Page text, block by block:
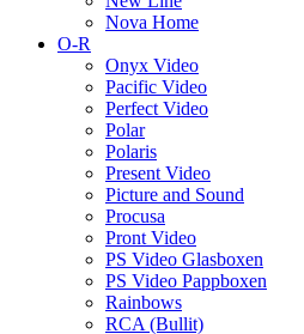
Nova Home
O-R
Onyx Video
Pacific Video
Perfect Video
Polar
Polaris
Present Video
Picture and Sound
Procusa
Pront Video
PS Video Glasboxen
PS Video Pappboxen
Rainbows
RCA (Bullit)